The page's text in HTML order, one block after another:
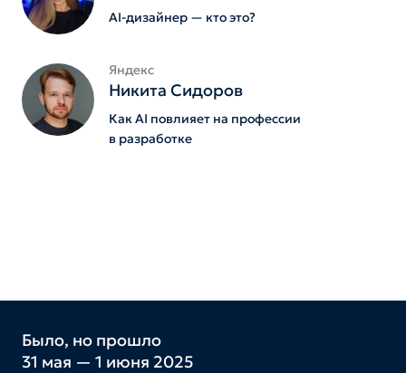
AI-дизайнер — кто это?
Яндекс
Никита Сидоров
Как AI повлияет на профессии
в разработке
Было, но прошло
31 мая — 1 июня 2025